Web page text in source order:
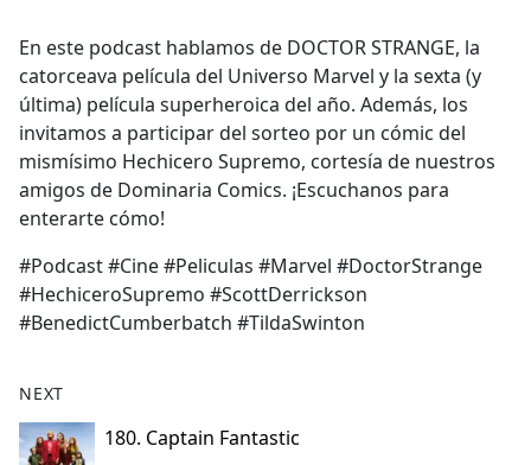
b
o
o
k
En este podcast hablamos de DOCTOR STRANGE, la
catorceava película del Universo Marvel y la sexta (y
última) película superheroica del año. Además, los
invitamos a participar del sorteo por un cómic del
mismísimo Hechicero Supremo, cortesía de nuestros
amigos de Dominaria Comics. ¡Escuchanos para
enterarte cómo!
#Podcast #Cine #Peliculas #Marvel #DoctorStrange
#HechiceroSupremo #ScottDerrickson
#BenedictCumberbatch #TildaSwinton
NEXT
180. Captain Fantastic